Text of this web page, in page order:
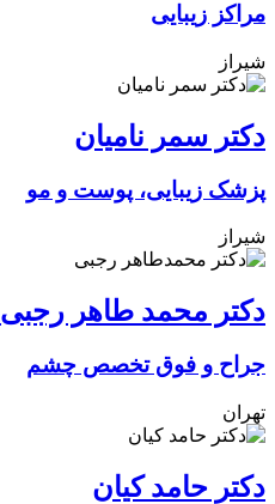
مراکز زیبایی
شیراز
دکتر سمر نامیان
پزشک زیبایی، پوست و مو
شیراز
دکتر محمد طاهر رجبی
جراح و فوق تخصص چشم
تهران
دکتر حامد کیان